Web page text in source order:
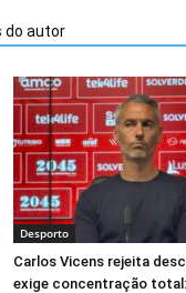
do autor
Desporto
Carlos Vicens rejeita
exige concentração